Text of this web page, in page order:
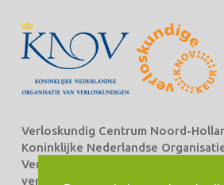
Verloskundig Centrum Noord-
Koninklijke Nederlandse
Verloskundigen Beroepsorganisatie
verloskundigen (KNOV) en staat